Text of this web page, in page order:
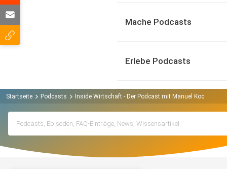
Mache Podcasts
Erlebe Podcasts
Startseite Podcasts Inside Wirtschaft - Der Podcast mit Manuel Koch |